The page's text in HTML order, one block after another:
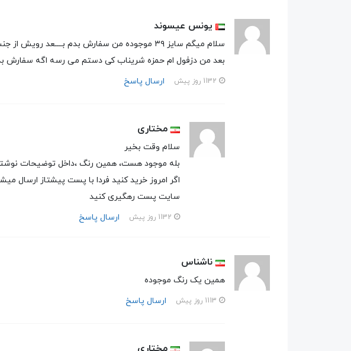
یونس عیسوند
سلام میگم سایز ۳۹ موجوده من سفارش بدم بــــعد رویش از جنس چی یه سبک یا نه ؟؟
بعد من دزفول ام حمزه شریناب کی دستم می رسه اگه سفارش
ارسال پاسخ
مختاری
سلام وقت بخیر
بله موجود هست، همین رنگ ،داخل توضیحات
سایت پست رهگیری کنید
ارسال پاسخ
ناشناس
همین یک رنگ موجوده
ارسال پاسخ